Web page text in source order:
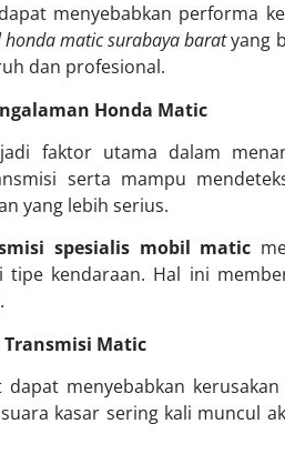
menyebabkan performa
honda matic surabaya baratyang
dan profesional.
Honda Matic
faktor utama dalam
serta mampu
yang lebih serius.
spesialis mobil matic
tipe kendaraan. Hal ini
Transmisi Matic
dapat menyebabkan
kasar sering kali muncul